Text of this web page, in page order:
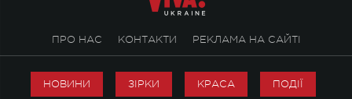
ПРО НАС КОНТАКТИ РЕКЛАМА НА САЙТІ
НОВИНИ ЗІРКИ КРАСА ПОДІЇ